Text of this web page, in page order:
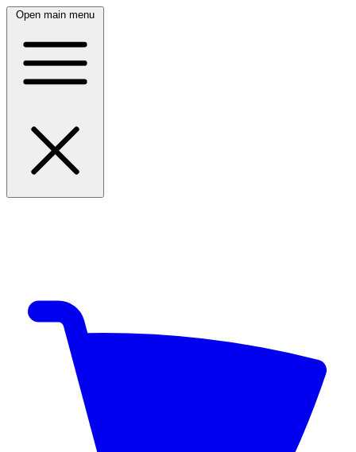
Open main menu